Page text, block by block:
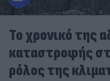
Το χρονικό της
καταστροφής
ρόλος της